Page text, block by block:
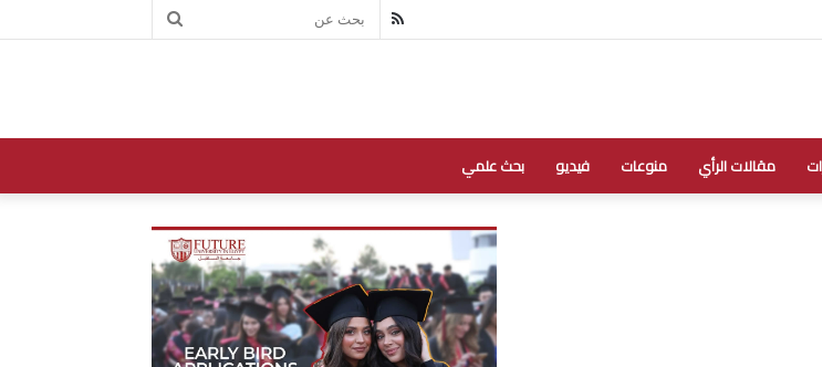
بحث RSS
مقالات الرأي منوعات فيديو بحث علمي